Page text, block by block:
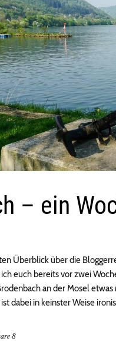
– ein
Überblick über die
euch bereits vor zwei
an der Mosel
dabei in keinster Weise
8